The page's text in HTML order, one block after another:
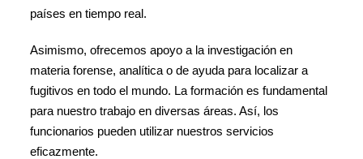
países en tiempo real.
Asimismo, ofrecemos apoyo a la investigación en
materia forense, analítica o de ayuda para localizar a
fugitivos en todo el mundo. La formación es fundamental
para nuestro trabajo en diversas áreas. Así, los
funcionarios pueden utilizar nuestros servicios
eficazmente.